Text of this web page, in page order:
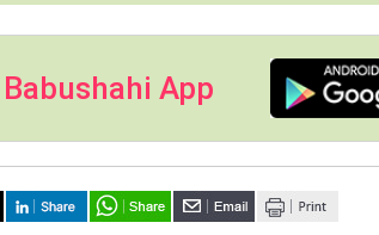
Babushahi App